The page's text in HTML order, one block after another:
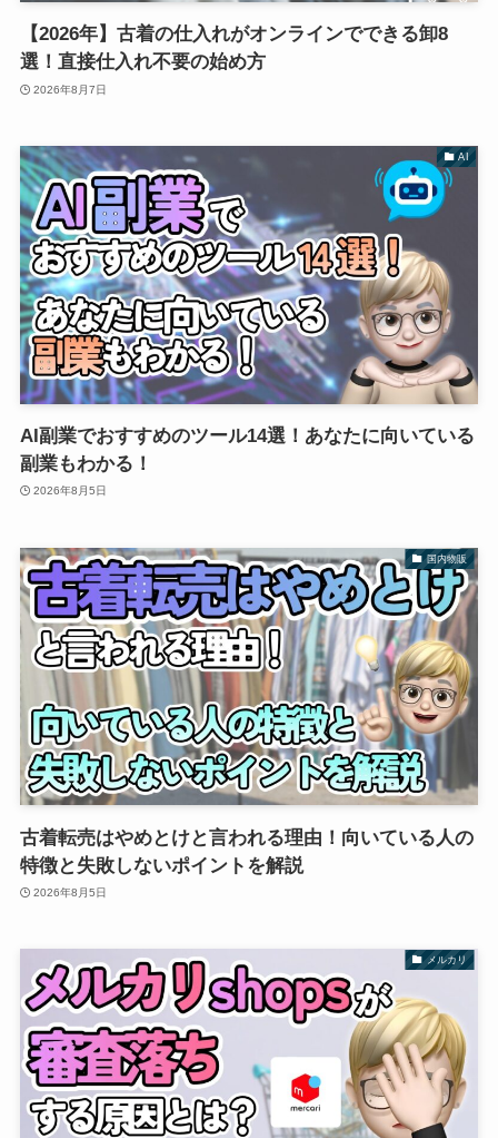
【2026年】古着の仕入れがオンラインでできる卸8
選！直接仕入れ不要の始め方
2026年8月7日
AI
AI副業でおすすめのツール14選！あなたに向いている
副業もわかる！
2026年8月5日
国内物販
古着転売はやめとけと言われる理由！向いている人の
特徴と失敗しないポイントを解説
2026年8月5日
メルカリ